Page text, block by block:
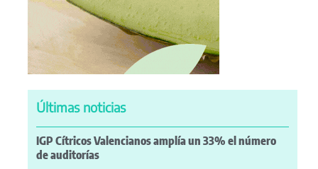
Últimas noticias
IGP Cítricos Valencianos amplía un 33% el número
de auditorías